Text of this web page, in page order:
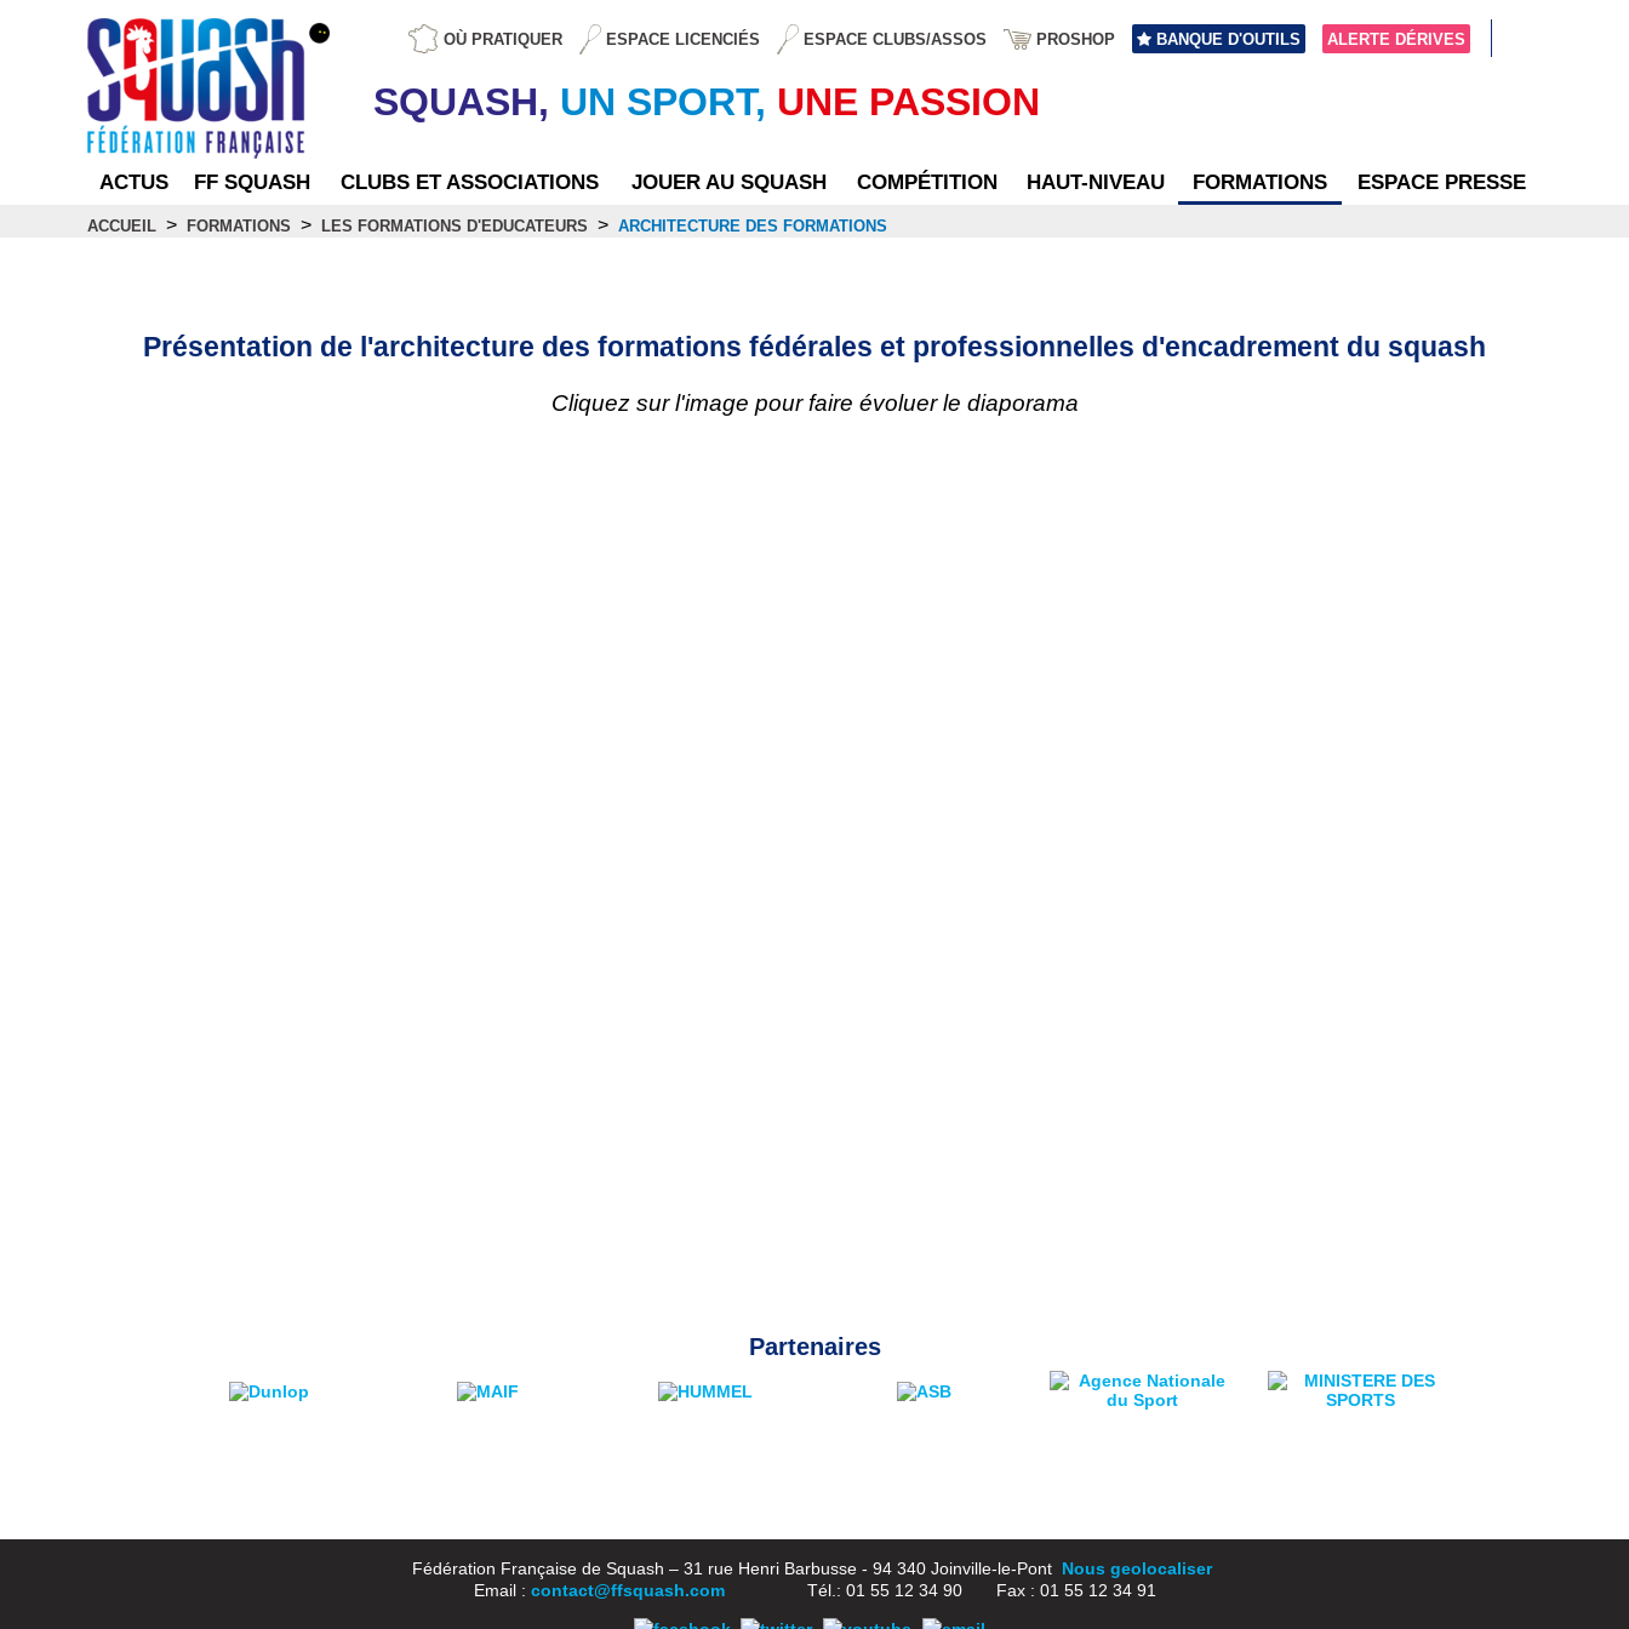
OÙ PRATIQUER ESPACE LICENCIÉS ESPACE CLUBS/ASSOS PROSHOP BANQUE D'OUTILS ALERTE DÉRIVES
SQUASH, UN SPORT, UNE PASSION
ACTUS FF SQUASH CLUBS ET ASSOCIATIONS JOUER AU SQUASH COMPÉTITION HAUT-NIVEAU FORMATIONS ESPACE PRESSE
ACCUEIL > FORMATIONS > LES FORMATIONS D'EDUCATEURS > ARCHITECTURE DES FORMATIONS
Présentation de l'architecture des formations fédérales et professionnelles d'encadrement du squash
Cliquez sur l'image pour faire évoluer le diaporama
Partenaires
Fédération Française de Squash – 31 rue Henri Barbusse - 94 340 Joinville-le-Pont Nous geolocaliser
Email : contact@ffsquash.comTél.: 01 55 12 34 90 Fax : 01 55 12 34 91